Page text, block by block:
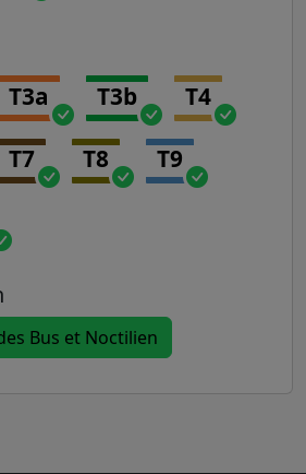
T3a T3b T4
T7 T8 T9
Bus et Noctilien